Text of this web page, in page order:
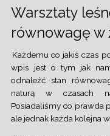
Warsztaty
równowagę w
Każdemu co jakiś czas
wpis jest o tym jak
odnaleźć stan
naturą w czasach
Posiadaliśmy co prawda
ale jednak każda kolejna